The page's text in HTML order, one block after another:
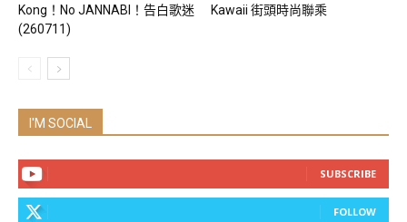
Kong！No JANNABI！告白歌迷
(260711)
Kawaii 街頭時尚聯乘
I'M SOCIAL
SUBSCRIBE
FOLLOW